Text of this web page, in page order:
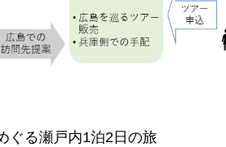
ぐる瀬戸内1泊2日の旅